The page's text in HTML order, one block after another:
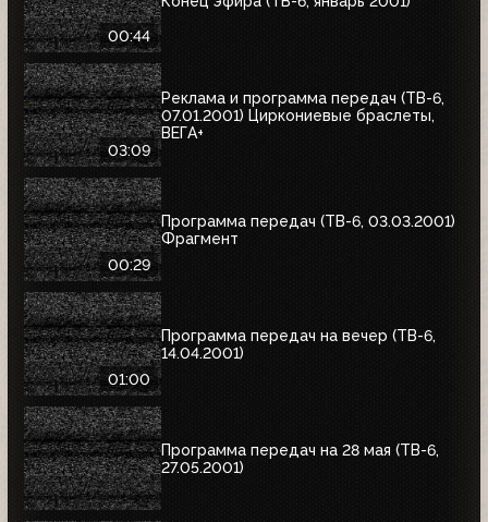
00:44
03:09
Реклама и программа передач (ТВ-6,
07.01.2001) Циркониевые браслеты,
ВЕГА+
00:29
Программа передач (ТВ-6, 03.03.2001)
Фрагмент
01:00
Программа передач на вечер (ТВ-6,
14.04.2001)
Программа передач на 28 мая (ТВ-6,
27.05.2001)